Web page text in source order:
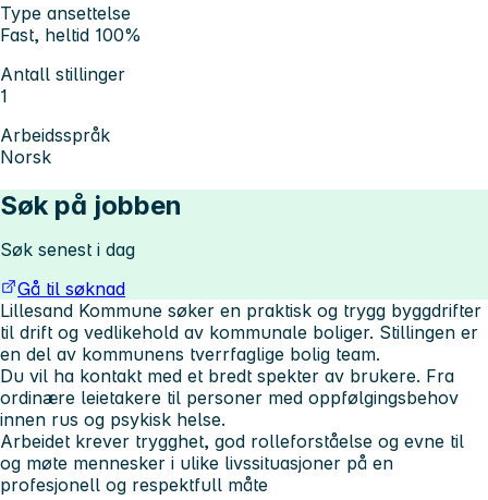
Type ansettelse
Fast, heltid 100%
Antall stillinger
1
Arbeidsspråk
Norsk
Søk på jobben
Søk senest i dag
Gå til søknad
Lillesand Kommune søker en praktisk og trygg byggdrifter
til drift og vedlikehold av kommunale boliger. Stillingen er
en del av kommunens tverrfaglige bolig team.
Du vil ha kontakt med et bredt spekter av brukere. Fra
ordinære leietakere til personer med oppfølgingsbehov
innen rus og psykisk helse.
Arbeidet krever trygghet, god rolleforståelse og evne til
og møte mennesker i ulike livssituasjoner på en
profesjonell og respektfull måte